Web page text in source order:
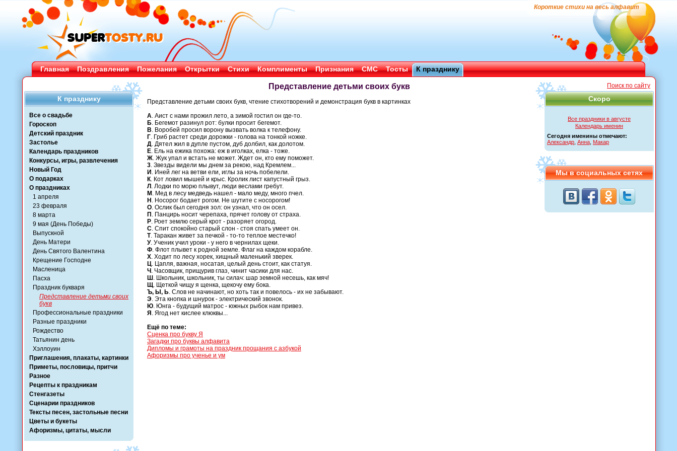
Короткие стихи на весь алфавит
Главная Поздравления Пожелания Открытки Стихи Комплименты Признания СМС Тосты К празднику
К празднику
Все о свадьбе
Гороскоп
Детский праздник
Застолье
Календарь праздников
Конкурсы, игры, развлечения
Новый Год
О подарках
О праздниках
1 апреля
23 февраля
8 марта
9 мая (День Победы)
Выпускной
День Матери
День Святого Валентина
Крещение Господне
Масленица
Пасха
Праздник букваря
Представление детьми своих
букв
Профессиональные праздники
Разные праздники
Рождество
Татьянин день
Хэллоуин
Приглашения, плакаты, картинки
Приметы, пословицы, притчи
Разное
Рецепты к праздникам
Стенгазеты
Сценарии праздников
Тексты песен, застольные песни
Цветы и букеты
Афоризмы, цитаты, мысли
Поиск по сайту
Скоро
Все праздники в августе
Календарь именин
Сегодня именины отмечают:
Александр Анна Макар
Мы в социальных сетях
Представление детьми своих букв
Представление детьми своих букв, чтение стихотворений и демонстрация букв в картинках
A. Аист с нами прожил лето, а зимой гостил он где-то.
Б. Бегемот разинул рот: булки просит бегемот.
B. Воробей просил ворону вызвать волка к телефону.
Г. Гриб растет среди дорожки - голова на тонкой ножке.
Д. Дятел жил в дупле пустом, дуб долбил, как долотом.
Е. Ель на ежика похожа: еж в иголках, елка - тоже.
Ж. Жук упал и встать не может. Ждет он, кто ему поможет.
3. Звезды видели мы днем за рекою, над Кремлем...
И . Иней лег на ветви ели, иглы за ночь побелели.
К. Кот ловил мышей и крыс. Кролик лист капустный грыз.
Л . Лодки по морю плывут, люди веслами гребут.
М . Мед в лесу медведь нашел - мало меду, много пчел.
Н . Носорог бодает рогом. Не шутите с носорогом!
О. Ослик был сегодня зол: он узнал, что он осел.
П . Панцирь носит черепаха, прячет голову от страха.
Р. Роет землю серый крот - разоряет огород.
C. Спит спокойно старый слон - стоя спать умеет он.
Т. Таракан живет за печкой - то-то теплое местечко!
У. Ученик учил уроки - у него в чернилах щеки.
Ф. Флот плывет к родной земле. Флаг на каждом корабле.
X. Ходит по лесу хорек, хищный маленький зверек.
Ц. Цапля, важная, носатая, целый день стоит, как статуя.
Ч . Часовщик, прищурив глаз, чинит часики для нас.
Ш . Школьник, школьник, ты силач: шар земной несешь, как мяч!
Щ. Щеткой чищу я щенка, щекочу ему бока.
Ъ, Ы, Ь. Слов не начинают, но хоть так и повелось - их не забывают.
Э. Эта кнопка и шнурок - электрический звонок.
Ю. Юнга - будущий матрос - южных рыбок нам привез.
Я . Ягод нет кислее клюквы...
Ещё по теме:
Сценка про букву Я
Загадки про буквы алфавита
Дипломы и грамоты на праздник прощания с азбукой
Афоризмы про ученье и ум